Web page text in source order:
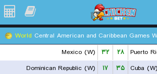
World Central American and Caribbean Games
Mexico (W)
۳۲ ۲۸
Puerto
Dominican Republic (W)
۱۷ ۳۵
Cuba (W)